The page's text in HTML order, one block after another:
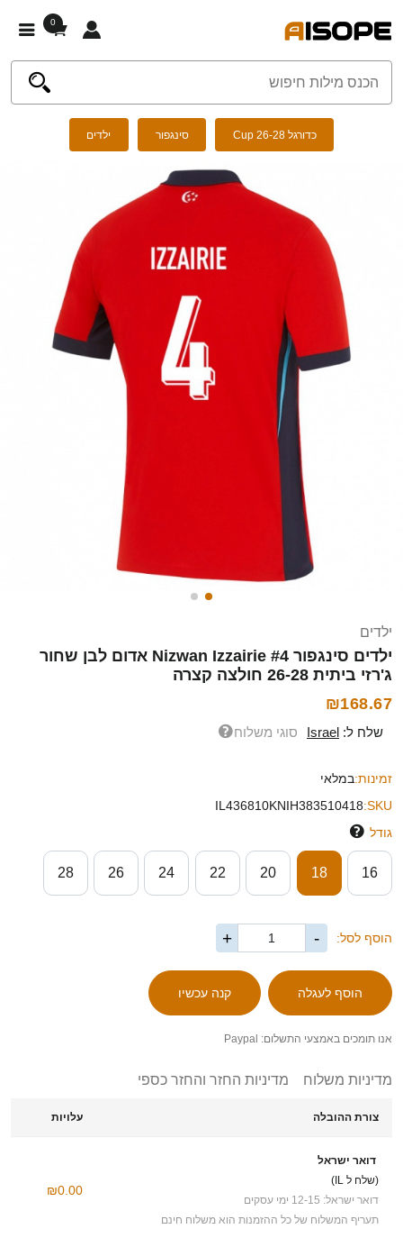
0
כדורגל Cup 26-28 סינגפור ילדים
ילדים
ילדים סינגפור Nizwan Izzairie #4 אדום לבן שחור
ג'רזי ביתית 26-28 חולצה קצרה
₪168.67
שלח ל: Israel סוגי משלוח
זמינות:במלאי
SKU:
IL436810KNIH383510418
גודל
16
18
20
22
24
26
28
הוסף לסל: -
+
אנו תומכים באמצעי התשלום: Paypal
מדיניות משלוח מדיניות החזר והחזר כספי
צורת ההובלה עלויות
דואר ישראל
(שלח ל IL)
דואר ישראל: 12-15 ימי עסקים
תעריף המשלוח של כל ההזמנות הוא משלוח חינם
₪0.00